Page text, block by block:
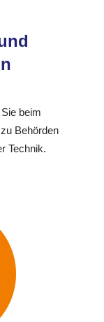
beim
Behörden
Technik.